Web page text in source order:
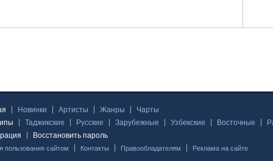
Новинки Артисты Жанры
Чарты
Таджикские Русские Зарубежные Узбекские Восточные
Восстановить пароль
пользования сайтом Контакты Правообладателям Реклама на сайте